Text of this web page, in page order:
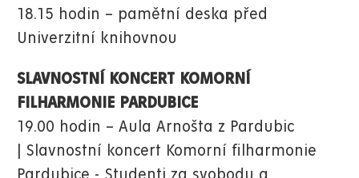
18.15 hodin – pamětní deska před
Univerzitní knihovnou
SLAVNOSTNÍ KONCERT KOMORNÍ
FILHARMONIE PARDUBICE
19.00 hodin – Aula Arnošta z Pardubic
| Slavnostní koncert Komorní filharmonie